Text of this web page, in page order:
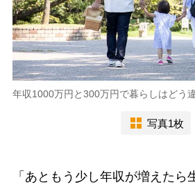
年収1000万円と300万円で暮らしはどう
写真1枚
「あともう少し年収が増えたら